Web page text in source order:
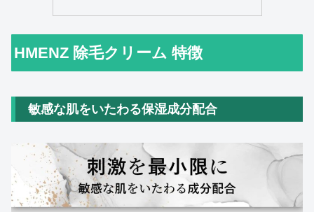
HMENZ 除毛クリーム 特徴
敏感な肌をいたわる保湿成分配合